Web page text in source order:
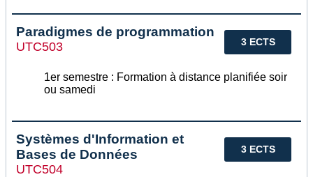
3 ECTS
Paradigmes de programmation
UTC503
1er semestre : Formation à distance planifiée soir
ou samedi
3 ECTS
Systèmes d'Information et
Bases de Données
UTC504